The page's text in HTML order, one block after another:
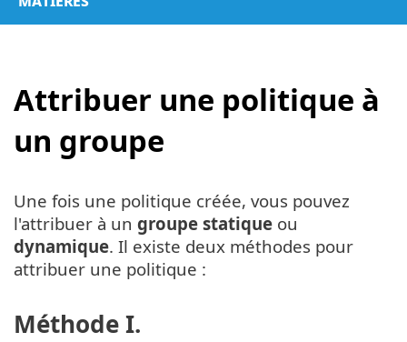
Attribuer une politique à
un groupe
Une fois une politique créée, vous pouvez
l'attribuer à un groupe statique ou
dynamique. Il existe deux méthodes pour
attribuer une politique :
Méthode I.